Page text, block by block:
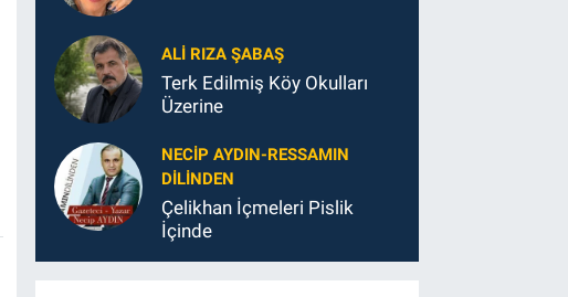
ALI RIZA ŞABAŞ
Terk Edilmiş Köy Okulları
Üzerine
NECIP AYDIN-RESSAMIN
DILINDEN
Çelikhan İçmeleri Pislik
İçinde